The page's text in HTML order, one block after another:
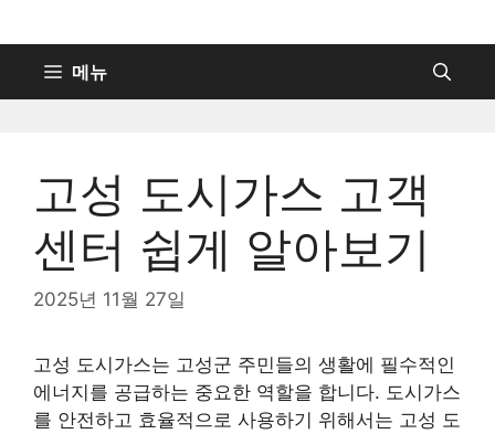
텐
로
메뉴
고성 도시가스 고객
센터 쉽게 알아보기
2025년 11월 27일
고성 도시가스는 고성군 주민들의 생활에 필수적인
에너지를 공급하는 중요한 역할을 합니다. 도시가스
를 안전하고 효율적으로 사용하기 위해서는 고성 도